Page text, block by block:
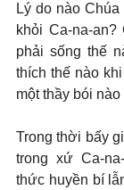
Lý do nào
khỏi Ca-na-an?
phải sống thế
thích thế nào
một thầy bói
Trong thời bấy
trong xứ Ca-
thức huyền bí